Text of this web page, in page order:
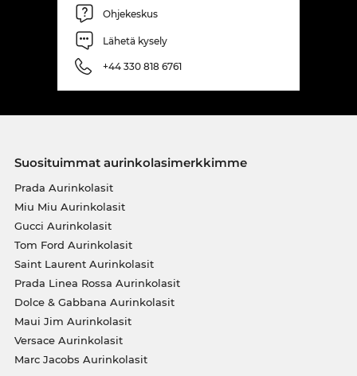
Ohjekeskus
Lähetä kysely
+44 330 818 6761
Suosituimmat aurinkolasimerkkimme
Prada Aurinkolasit
Miu Miu Aurinkolasit
Gucci Aurinkolasit
Tom Ford Aurinkolasit
Saint Laurent Aurinkolasit
Prada Linea Rossa Aurinkolasit
Dolce & Gabbana Aurinkolasit
Maui Jim Aurinkolasit
Versace Aurinkolasit
Marc Jacobs Aurinkolasit